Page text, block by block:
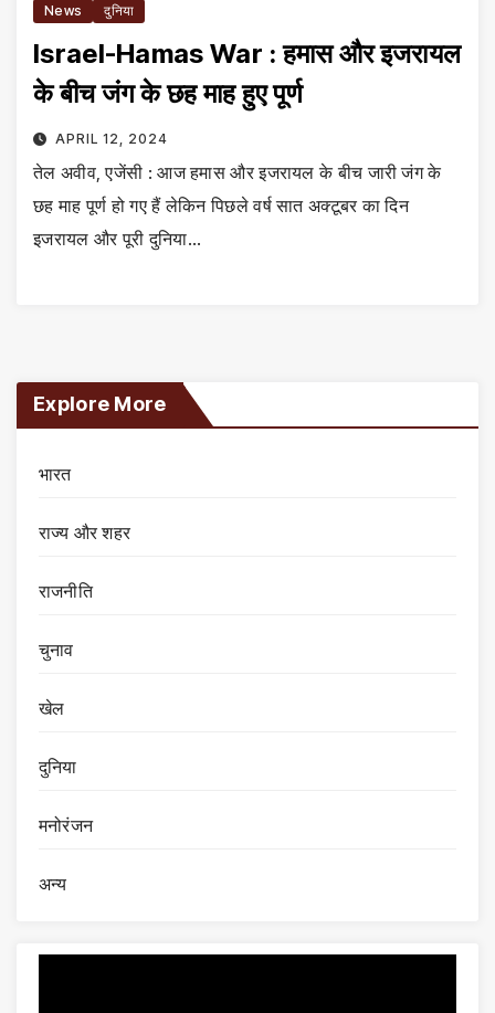
News दुनिया
Israel-Hamas War : हमास और इजरायल
के बीच जंग के छह माह हुए पूर्ण
APRIL 12, 2024
तेल अवीव, एजेंसी : आज हमास और इजरायल के बीच जारी जंग के
छह माह पूर्ण हो गए हैं लेकिन पिछले वर्ष सात अक्टूबर का दिन
इजरायल और पूरी दुनिया…
Explore More
भारत
राज्य और शहर
राजनीति
चुनाव
खेल
दुनिया
मनोरंजन
अन्य